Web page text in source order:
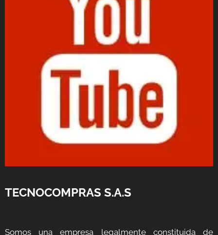
TECNOCOMPRAS S.A.S
Somos una empresa legalmente constituida de